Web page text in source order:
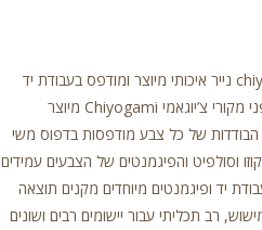
נייר יפני מקורי סדרת צ’יוגאמי chiyogami נייר איכותי מיוצר ומודפס בעבודת יד
גודל 46X61 ס”מ נטול חומציות נייר יפני מקורי צ’יוגאמי Chiyogami מיוצר
של כל צבע מודפסות בדפוס משי
וסולפיט והפיגמנטים של הצבעים עמידים
יד ופיגמנטים מיוחדים מקנים תוצאה
רב תכליתי עבור יישומים רבים ושונים